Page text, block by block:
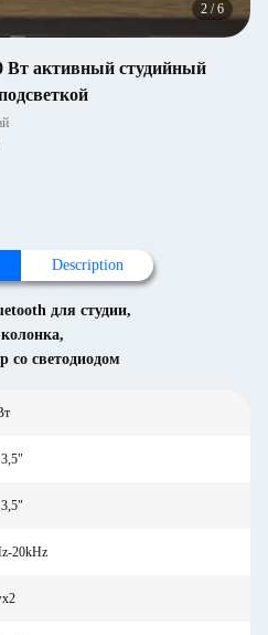
2 /6
Вт активный студийный
Description
для студии,
,
со светодиодом
20kHz